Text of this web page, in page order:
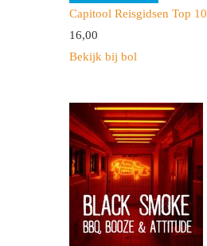
Capitool Reisgidsen Top
16,00
Bekijk bij bol